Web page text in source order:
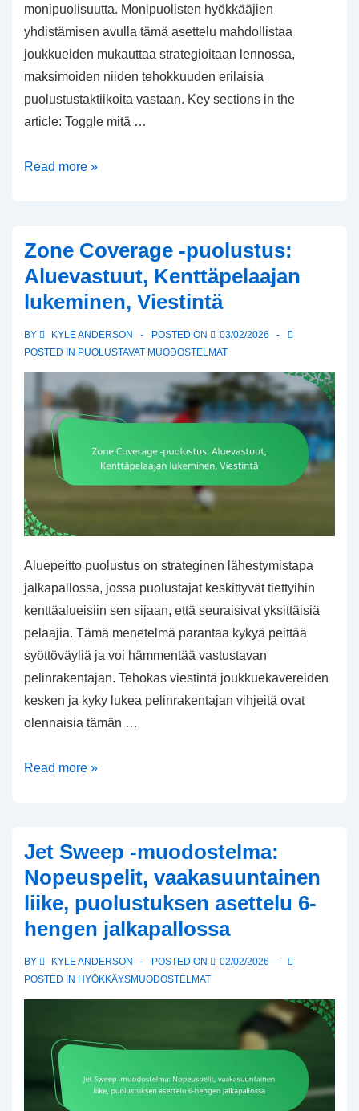
monipuolisuutta. Monipuolisten hyökkääjien
yhdistämisen avulla tämä asettelu mahdollistaa
joukkueiden mukauttaa strategioitaan lennossa,
maksimoiden niiden tehokkuuden erilaisia
puolustustaktiikoita vastaan. Key sections in the
article: Toggle mitä …
Ace
Juoksu-
passi
monipuolisuus,
siirrot
hengen
jalkapallossa
Read more »
Zone Coverage -puolustus:
Aluevastuut, Kenttäpelaajan
lukeminen, Viestintä
BY KYLE ANDERSON POSTED ON
03/02/2026
POSTED IN PUOLUSTAVAT MUODOSTELMAT
Aluepeitto puolustus on strateginen lähestymistapa
jalkapallossa, jossa puolustajat keskittyvät tiettyihin
kenttäalueisiin sen sijaan, että seuraisivat yksittäisiä
pelaajia. Tämä menetelmä parantaa kykyä peittää
syöttöväyliä ja voi hämmentää vastustavan
pelinrakentajan. Tehokas viestintä joukkuekavereiden
kesken ja kyky lukea pelinrakentajan vihjeitä ovat
olennaisia tämän …
Zone
Aluevastuut,
Kenttäpelaajan
lukeminen,
Viestintä
Read more »
Jet Sweep -muodostelma:
Nopeuspelit, vaakasuuntainen
liike, puolustuksen asettelu 6-
hengen jalkapallossa
BY KYLE ANDERSON POSTED ON
02/02/2026
POSTED IN HYÖKKÄYSMUODOSTELMAT